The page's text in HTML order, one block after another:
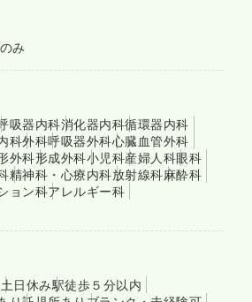
み
吸器内科消化器内科循環器内科
科外科呼吸器外科心臓血管外科
外科形成外科小児科産婦人科眼科
精神科・心療内科放射線科麻酔科
ョン科アレルギー科
土日休み駅徒歩５分以内